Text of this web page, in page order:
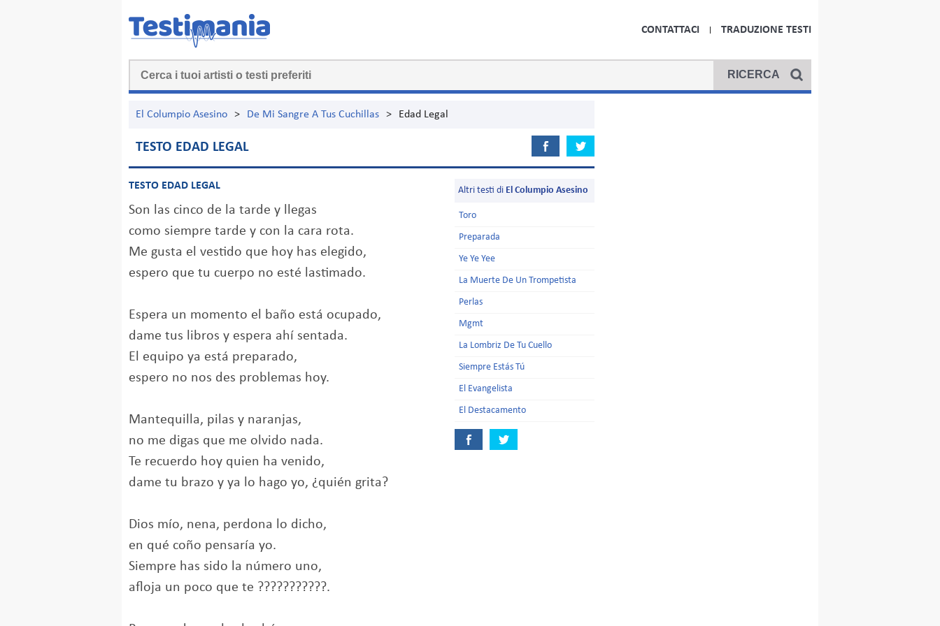
CONTATTACI TRADUZIONE TESTI
El Columpio Asesino > De Mi Sangre A Tus Cuchillas > Edad Legal
TESTO EDAD LEGAL
TESTO EDAD LEGAL
Son las cinco de la tarde y llegas
como siempre tarde y con la cara rota.
Me gusta el vestido que hoy has elegido,
espero que tu cuerpo no esté lastimado.
Espera un momento el baño está ocupado,
dame tus libros y espera ahí sentada.
El equipo ya está preparado,
espero no nos des problemas hoy.
Mantequilla, pilas y naranjas,
no me digas que me olvido nada.
Te recuerdo hoy quien ha venido,
dame tu brazo y ya lo hago yo, ¿quién grita?
Dios mío, nena, perdona lo dicho,
en qué coño pensaría yo.
Siempre has sido la número uno,
afloja un poco que te ???????????.
Altri testi di El Columpio Asesino
Toro
Preparada
Ye Ye Yee
La Muerte De Un Trompetista
Perlas
Mgmt
La Lombriz De Tu Cuello
Siempre Estás Tú
El Evangelista
El Destacamento